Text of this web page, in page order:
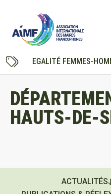
EGALITÉ FEMMES-
HAUTS-DE-
ACTUALITÉS